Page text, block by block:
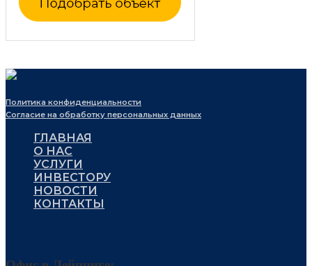
Политика конфиденциальности
Согласие на обработку персональных данных
ГЛАВНАЯ
О НАС
УСЛУГИ
ИНВЕСТОРУ
НОВОСТИ
КОНТАКТЫ